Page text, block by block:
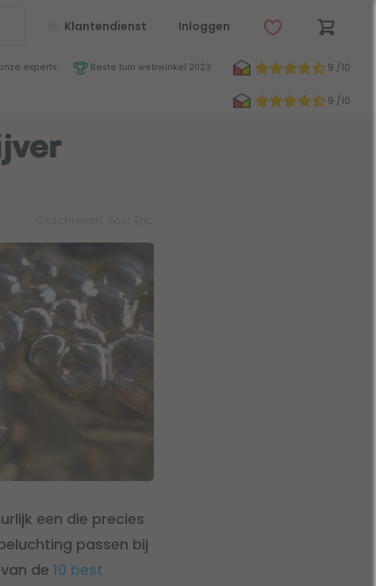
Klantendienst Inloggen
experts Beste tuin webwinkel 2023 9 /10
9 /10
een die precies
passen bij
de 10 best